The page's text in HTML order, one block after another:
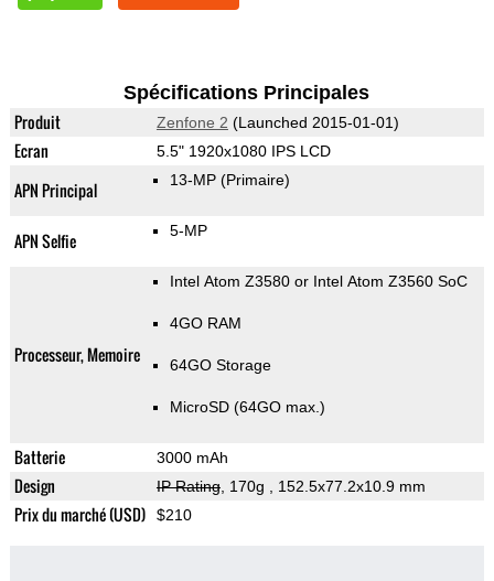
Spécifications Principales
Produit Zenfone 2 (Launched 2015-01-01)
Ecran 5.5" 1920x1080 IPS LCD
APN Principal 13-MP (Primaire)
APN Selfie 5-MP
Processeur, Memoire
Intel Atom Z3580 or Intel Atom Z3560 SoC
4GO RAM
64GO Storage
MicroSD (64GO max.)
Batterie 3000 mAh
Design IP Rating, 170g , 152.5x77.2x10.9 mm
Prix du marché (USD) $210